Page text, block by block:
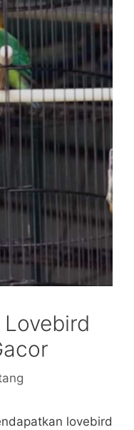
lovebird